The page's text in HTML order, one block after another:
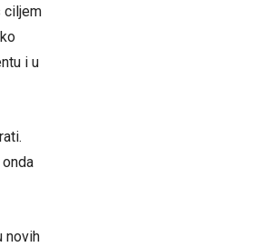
ciljem
i u
novih